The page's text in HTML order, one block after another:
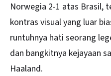
Norwegia 2-1 atas Brasil,
kontras visual yang luar
runtuhnya hati seorang
dan bangkitnya kejayaan
Haaland.